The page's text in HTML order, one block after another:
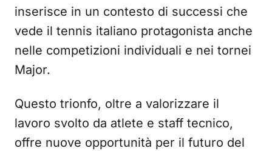
inserisce in un contesto di successi che
vede il tennis italiano protagonista anche
nelle competizioni individuali e nei tornei
Major.
Questo trionfo, oltre a valorizzare il
lavoro svolto da atlete e staff tecnico,
offre nuove opportunità per il futuro del